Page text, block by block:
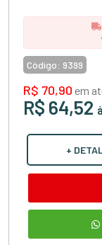
Código: 9399
R$ 70,90 em
R$ 64,52
+